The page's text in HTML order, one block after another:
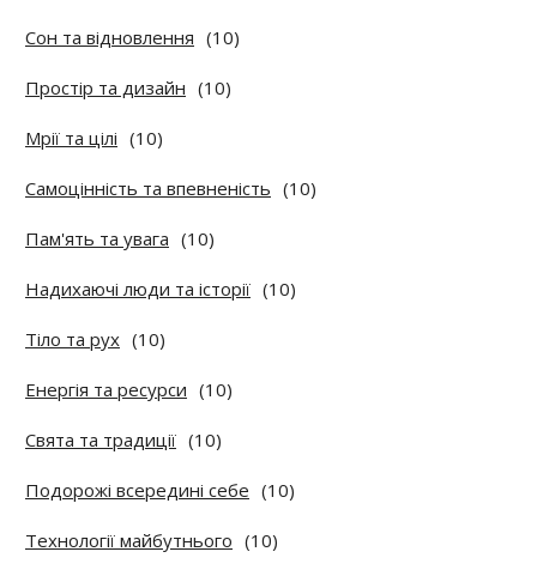
Сон та відновлення (10)
Простір та дизайн (10)
Мрії та цілі (10)
Самоцінність та впевненість (10)
Пам'ять та увага (10)
Надихаючі люди та історії (10)
Тіло та рух (10)
Енергія та ресурси (10)
Свята та традиції (10)
Подорожі всередині себе (10)
Технології майбутнього (10)